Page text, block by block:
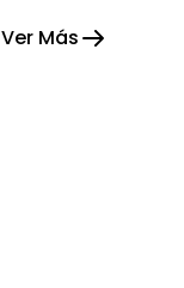
esperanza.
Ver Más